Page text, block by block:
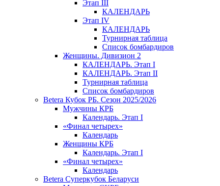
Этап III
КАЛЕНДАРЬ
Этап IV
КАЛЕНДАРЬ
Турнирная таблица
Список бомбардиров
Женщины. Дивизион 2
КАЛЕНДАРЬ. Этап I
КАЛЕНДАРЬ. Этап II
Турнирная таблица
Список бомбардиров
Betera Кубок РБ. Сезон 2025/2026
Мужчины КРБ
Календарь. Этап I
«Финал четырех»
Календарь
Женщины КРБ
Календарь. Этап I
«Финал четырех»
Календарь
Betera Суперкубок Беларуси